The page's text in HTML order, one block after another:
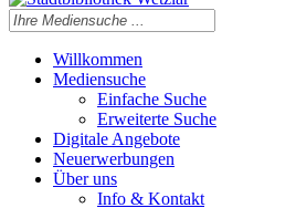
Willkommen
Mediensuche
Einfache Suche
Erweiterte Suche
Digitale Angebote
Neuerwerbungen
Über uns
Info & Kontakt